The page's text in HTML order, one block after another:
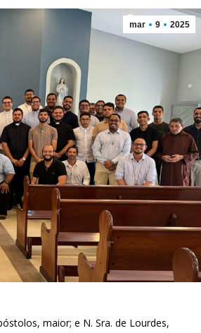
mar 9 2025
maior; e N. Sra. de Lourdes,